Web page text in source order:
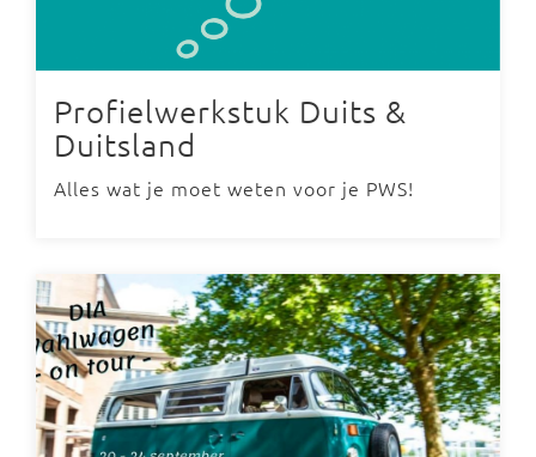
Profielwerkstuk Duits &
Duitsland
Alles wat je moet weten voor je PWS!